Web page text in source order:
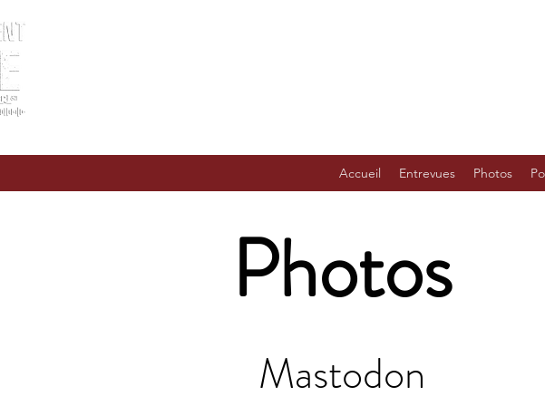
Accueil Entrevues Photos
Photos
Mastodon